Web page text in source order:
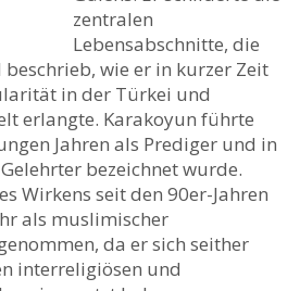
zentralen
Lebensabschnitte, die
wie er in kurzer Zeit
in der Türkei und
erlangte. Karakoyun führte
Jahren als Prediger und in
bezeichnet wurde.
Wirkens seit den 90er-Jahren
als muslimischer
da er sich seither
interreligiösen und